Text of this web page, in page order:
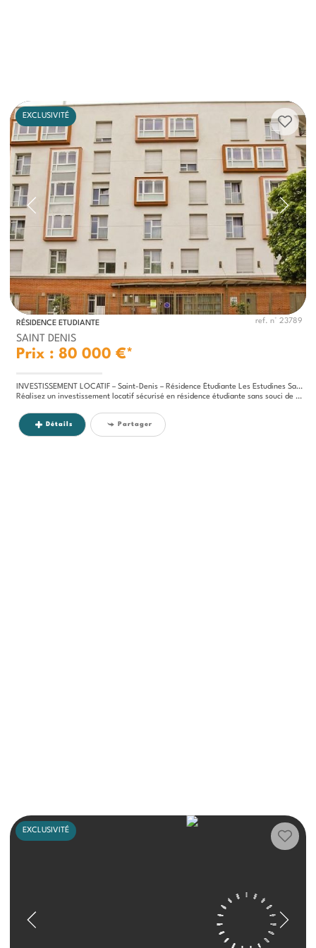
EXCLUSIVITÉ
RÉSIDENCE ETUDIANTE ref. n° 23789
SAINT DENIS
Prix : 80 000 €*
INVESTISSEMENT LOCATIF – Saint-Denis – Résidence Étudiante Les Estudines Saint-Denis Basilique – 5.34 % de rentabilité
Réalisez un investissement locatif sécurisé en résidence étudiante sans souci de gestion : le produit idéal pour vous...
Détails Partager
EXCLUSIVITÉ